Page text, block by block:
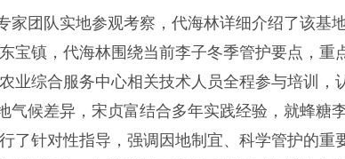
家团队实地参观考察，代海林详细介绍了该基
宝镇，代海林围绕当前李子冬季管护要点，重
业综合服务中心相关技术人员全程参与培训，
气候差异，宋贞富结合多年实践经验，就蜂糖
了针对性指导，强调因地制宜、科学管护的重